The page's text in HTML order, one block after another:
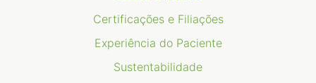
Certificações e Filiações
Experiência do Paciente
Sustentabilidade